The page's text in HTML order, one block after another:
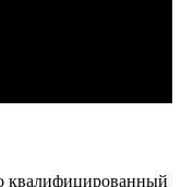
квалифицированный